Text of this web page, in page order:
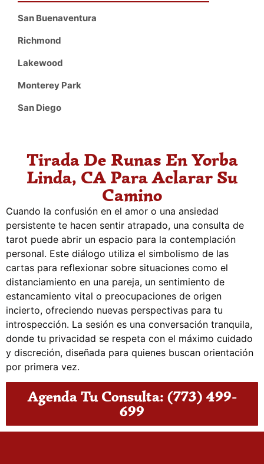
San Buenaventura
Richmond
Lakewood
Monterey Park
San Diego
Tirada De Runas En Yorba
Linda, CA Para Aclarar Su
Camino
Cuando la confusión en el amor o una ansiedad
persistente te hacen sentir atrapado, una consulta de
tarot puede abrir un espacio para la contemplación
personal. Este diálogo utiliza el simbolismo de las
cartas para reflexionar sobre situaciones como el
distanciamiento en una pareja, un sentimiento de
estancamiento vital o preocupaciones de origen
incierto, ofreciendo nuevas perspectivas para tu
introspección. La sesión es una conversación tranquila,
donde tu privacidad se respeta con el máximo cuidado
y discreción, diseñada para quienes buscan orientación
por primera vez.
Agenda Tu Consulta: (773) 499-
699